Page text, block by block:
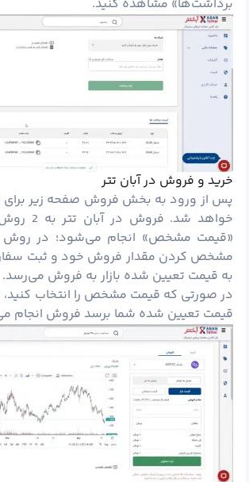
برداشت‌ها» مشاهده کنید.
خرید و فروش در آبان تتر
پس از ورود به بخش فروش صفحه زیر برای
خواهد شد.
«قیمت مشخص» انجام می‌شود؛ در روش
مشخص کردن مقدار فروش خود و ثبت
به قیمت تعیین شده بازار به فروش می‌رسد.
در صورتی که قیمت مشخص را انتخاب کنید،
قیمت تعیین شده شما برسد فروش انجام